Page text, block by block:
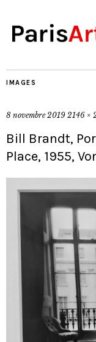
IMAGES
8 novembre 2019 2146 ×
Bill Brandt,
Place, 1955,